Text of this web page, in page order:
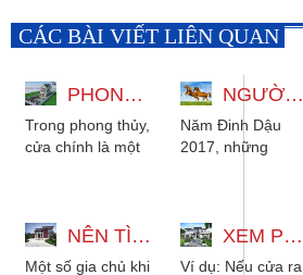
CÁC BÀI VIẾT LIÊN QUAN
PHONG THỦY CỬA CHÍNH, CỬA PHỤ VÀ NHỮNG ĐIỀU CẦN TRÁNH
Trong phong thủy,
cửa chính là một
định...
NGƯỜI TUỔI NÀO LÀM ĂN PHÁT ĐẠT TRONG NĂM ĐINH DẬU?
Năm Đinh Dậu
2017, những
công. Ngoài...
NÊN TÌM HIỂU VỀ PHONG THỦY NHÀ TRƯỚC KHI XÂY NHÀ
Một số gia chủ khi
XEM PHONG THỦY HƯỚNG NHÀ THEO TUỔI ĐỂ THU HÚT NHIỀU TÀI LỘC
Ví dụ: Nếu cửa ra